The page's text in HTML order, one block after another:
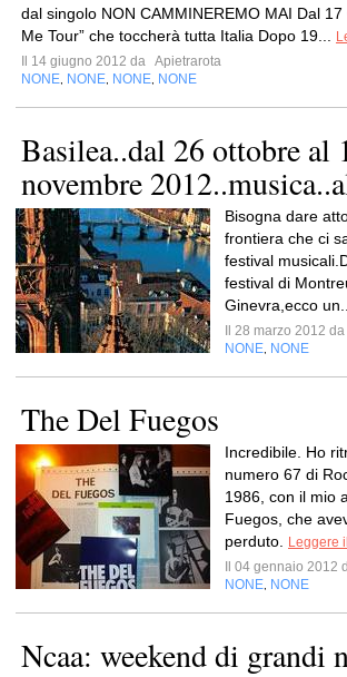
dal singolo NON CAMMINEREMO MAI Dal 17
Me Tour” che toccherà tutta Italia Dopo 19...
Il 14 giugno 2012 da Apietrarota
NONE NONE NONE NONE
Basilea..dal 26 ottobre al
novembre
Bisogna dare
frontiera che ci
festival
festival di
Ginevra,ecco
Il 28 marzo 2012 da
NONE NONE
The Del Fuegos
Incredibile. Ho
numero 67 di
1986, con il mio
Fuegos, che
perduto.
Leggere
Il 04 gennaio 2012
NONE NONE
Ncaa: weekend di grandi